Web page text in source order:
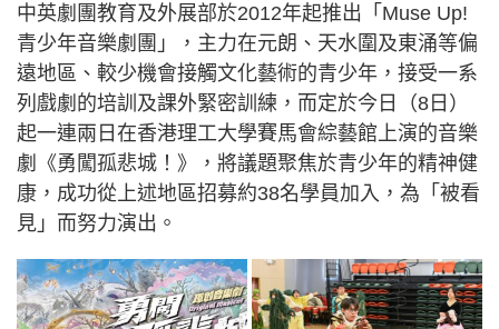
中英劇團教育及外展部於2012年起推出「Muse Up!
青少年音樂劇團」，主力在元朗、天水圍及東涌等偏
遠地區、較少機會接觸文化藝術的青少年，接受一系
列戲劇的培訓及課外緊密訓練，而定於今日（8日）
起一連兩日在香港理工大學賽馬會綜藝館上演的音樂
劇《勇闖孤悲城！》，將議題聚焦於青少年的精神健
康，成功從上述地區招募約38名學員加入，為「被看
見」而努力演出。